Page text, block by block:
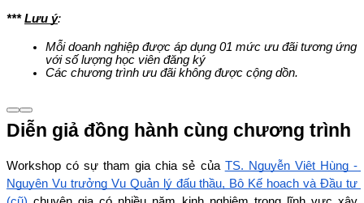
*** Lưu ý:
Mỗi doanh nghiệp được áp dụng 01 mức ưu đãi tương ứng
với số lượng học viên đăng ký
Các chương trình ưu đãi không được cộng dồn.
Diễn giả đồng hành cùng chương trình
Workshop có sự tham gia chia sẻ của TS. Nguyễn Việt Hùng -
Nguyên Vụ trưởng Vụ Quản lý đấu thầu, Bộ Kế hoạch và Đầu tư